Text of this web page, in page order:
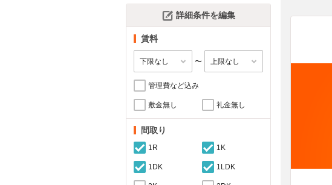
詳細条件を編集
賃料
〜
管理費など込み
敷金無し 礼金無し
間取り
1R 1K
1DK 1LDK